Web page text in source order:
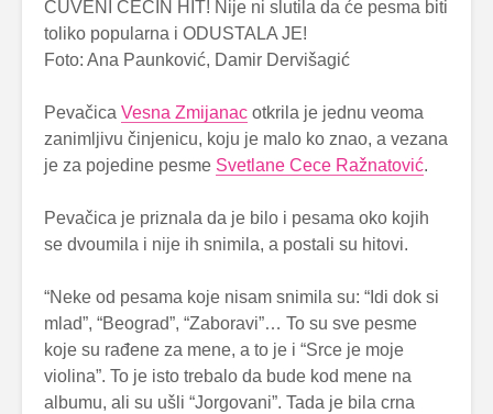
Foto: Ana Paunković, Damir Dervišagić
Pevačica Vesna Zmijanac otkrila je jednu veoma
zanimljivu činjenicu, koju je malo ko znao, a vezana
je za pojedine pesme Svetlane Cece Ražnatović.
Pevačica je priznala da je bilo i pesama oko kojih
se dvoumila i nije ih snimila, a postali su hitovi.
“Neke od pesama koje nisam snimila su: “Idi dok si
mlad”, “Beograd”, “Zaboravi”… To su sve pesme
koje su rađene za mene, a to je i “Srce je moje
violina”. To je isto trebalo da bude kod mene na
albumu, ali su ušli “Jorgovani”. Tada je bila crna